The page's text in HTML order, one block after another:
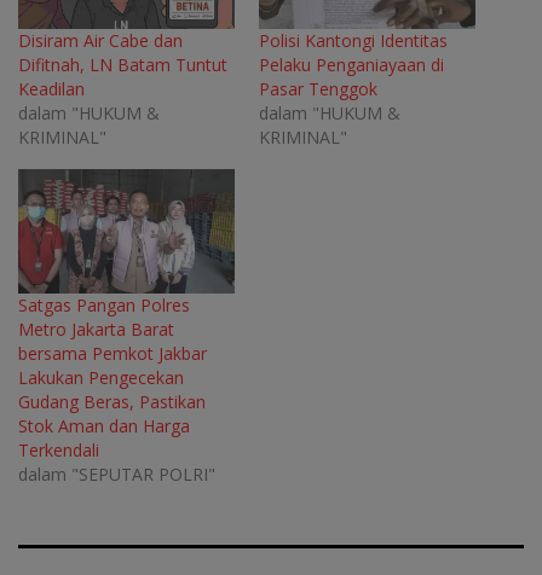
Disiram Air Cabe dan
Difitnah, LN Batam Tuntut
Keadilan
dalam "HUKUM &
KRIMINAL"
Polisi Kantongi Identitas
Pelaku Penganiayaan di
Pasar Tenggok
dalam "HUKUM &
KRIMINAL"
Satgas Pangan Polres
Metro Jakarta Barat
bersama Pemkot Jakbar
Lakukan Pengecekan
Gudang Beras, Pastikan
Stok Aman dan Harga
Terkendali
dalam "SEPUTAR POLRI"